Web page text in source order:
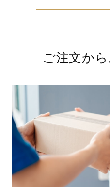
ご注文か